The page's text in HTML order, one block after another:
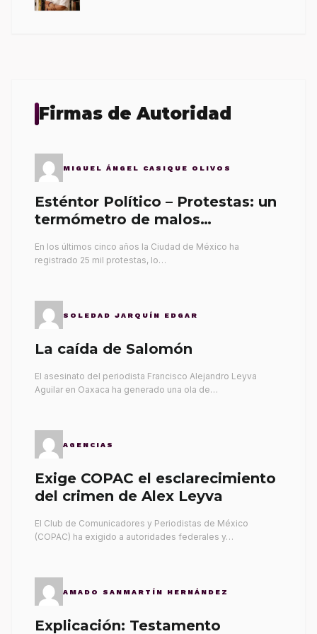
Firmas de Autoridad
MIGUEL ÁNGEL CASIQUE OLIVOS
Esténtor Político – Protestas: un
termómetro de malos
En los últimos cinco años la Ciudad de México ha
registrado 25 mil protestas, lo…
SOLEDAD JARQUÍN EDGAR
La caída de Salomón
El asesinato del periodista Francisco Alejandro Leyva
Aguilar en Oaxaca ha generado una ola de…
AGENCIAS
Exige COPAC el esclarecimiento
del crimen de Alex Leyva
El Club de Comunicadores y Periodistas de México
(COPAC) ha exigido a autoridades federales y…
AMADO SANMARTÍN HERNÁNDEZ
Explicación: Testamento